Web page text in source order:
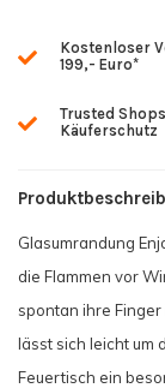
Kostenloser
199,- Euro*
Trusted Shops
Käuferschutz
Glasumrandung
die Flammen vor
spontan ihre
lässt sich leicht um
Feuertisch ein